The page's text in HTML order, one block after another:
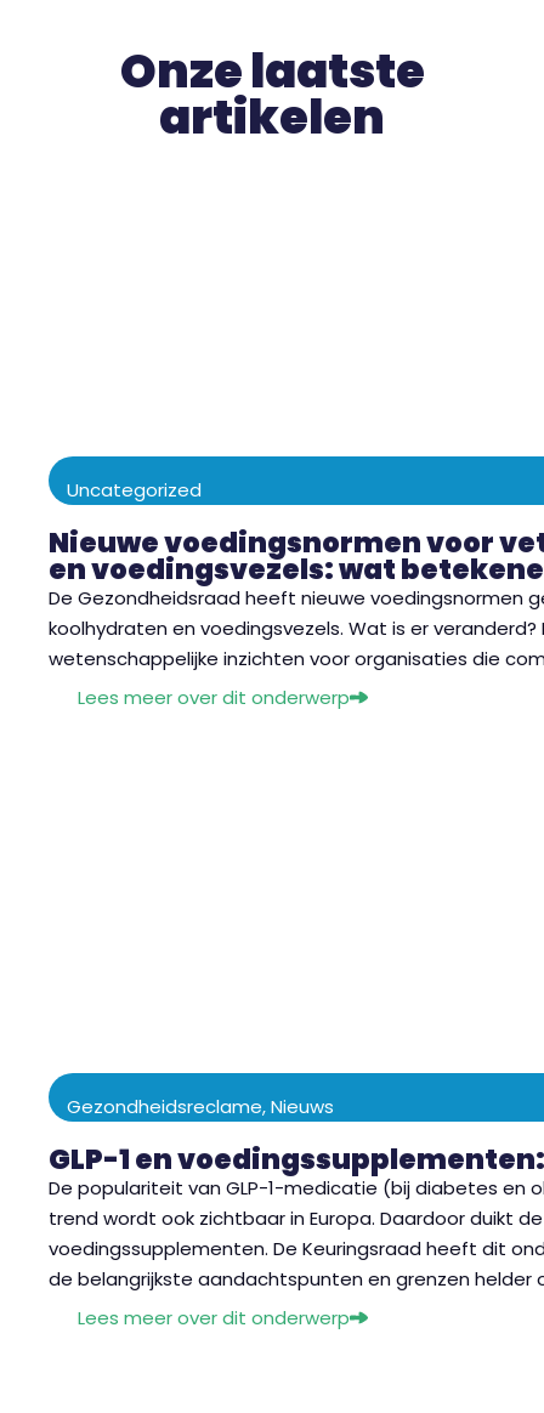
Onze laatste
artikelen
Uncategorized
Nieuwe voedingsnormen voor
en voedingsvezels: wat
De Gezondheidsraad heeft nieuwe voedingsnormen
koolhydraten en voedingsvezels. Wat is er
wetenschappelijke inzichten voor organisaties die
Lees meer over dit onderwerp
Gezondheidsreclame,Nieuws
GLP-1 en
De populariteit van GLP-1-medicatie (bij diabetes en
trend wordt ook zichtbaar in Europa. Daardoor duikt
voedingssupplementen. De Keuringsraad heeft dit
de belangrijkste aandachtspunten en grenzen helder
Lees meer over dit onderwerp